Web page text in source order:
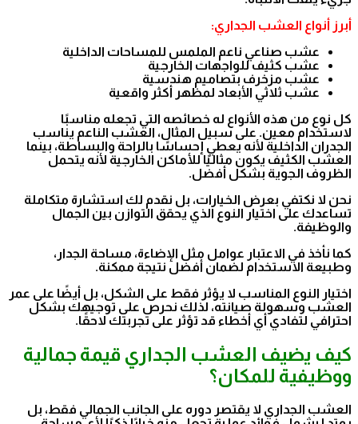
أبرز أنواع العشب الجداري:
عشب صناعي ناعم الملمس للمساحات الداخلية
عشب كثيف للواجهات الخارجية
عشب مزخرف بتصاميم هندسية
عشب ثلاثي الأبعاد لمظهر أكثر واقعية
كل نوع من هذه الأنواع له خصائصه التي تجعله مناسبًا
لاستخدام معين. على سبيل المثال، العشب الناعم يناسب
الجدران الداخلية لأنه يعطي إحساسًا بالراحة والبساطة، بينما
العشب الكثيف يكون مثاليًا للأماكن الخارجية لأنه يتحمل
الظروف الجوية بشكل أفضل.
نحن لا نكتفي بعرض الخيارات، بل نقدم لك استشارة متكاملة
تساعدك على اختيار النوع الذي يحقق التوازن بين الجمال
والوظيفة.
كما نأخذ في الاعتبار عوامل مثل الإضاءة، مساحة الجدار،
وطبيعة الاستخدام لضمان أفضل نتيجة ممكنة.
اختيار النوع المناسب لا يؤثر فقط على الشكل، بل أيضًا على عمر
العشب وسهولة صيانته، لذلك نحرص على توجيهك بشكل
احترافي لتفادي أي أخطاء قد تؤثر على تجربتك لاحقًا.
كيف يضيف العشب الجداري قيمة جمالية
ووظيفية للمكان؟
العشب الجداري لا يقتصر دوره على الجانب الجمالي فقط، بل